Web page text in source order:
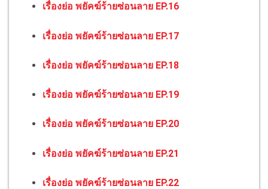
เรื่องย่อ พยัคฆ์ร้ายซ่อนลาย EP.16
เรื่องย่อ พยัคฆ์ร้ายซ่อนลาย EP.17
เรื่องย่อ พยัคฆ์ร้ายซ่อนลาย EP.18
เรื่องย่อ พยัคฆ์ร้ายซ่อนลาย EP.19
เรื่องย่อ พยัคฆ์ร้ายซ่อนลาย EP.20
เรื่องย่อ พยัคฆ์ร้ายซ่อนลาย EP.21
เรื่องย่อ พยัคฆ์ร้ายซ่อนลาย EP.22